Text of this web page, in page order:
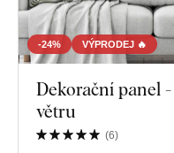
-24% VÝPRODEJ 🔥
Dekorační panel
větru
(6)